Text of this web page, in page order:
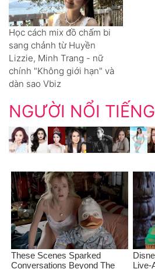
Học cách mix đồ chấm bi
sang chảnh từ Huyền
Lizzie, Minh Trang - nữ
chính "Không giới hạn" và
dàn sao Vbiz
NGƯỜI NỔI TIẾNG